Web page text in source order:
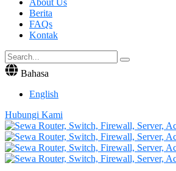
Berita
FAQs
Kontak
Bahasa
English
Hubungi Kami